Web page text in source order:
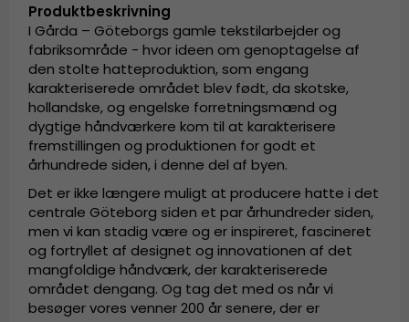
Produktbeskrivning
I Gårda – Göteborgs gamle tekstilarbejder og
fabriksområde - hvor ideen om genoptagelse af
den stolte hatteproduktion, som engang
karakteriserede området blev født, da skotske,
hollandske, og engelske forretningsmænd og
dygtige håndværkere kom til at karakterisere
fremstillingen og produktionen for godt et
århundrede siden, i denne del af byen.
Det er ikke længere muligt at producere hatte i det
centrale Göteborg siden et par århundreder siden,
men vi kan stadig være og er inspireret, fascineret
og fortryllet af designet og innovationen af det
mangfoldige håndværk, der karakteriserede
området dengang. Og tag det med os når vi
besøger vores venner 200 år senere, der er